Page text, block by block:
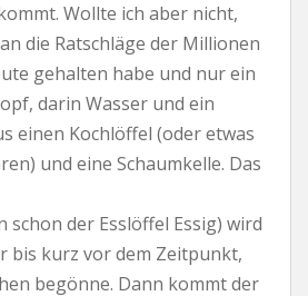
Wollte ich aber nicht,
die Ratschläge der Millionen
gehalten habe und nur ein
darin Wasser und ein
einen Kochlöffel (oder etwas
und eine Schaumkelle. Das
schon der Esslöffel Essig) wird
bis kurz vor dem Zeitpunkt,
begönne. Dann kommt der